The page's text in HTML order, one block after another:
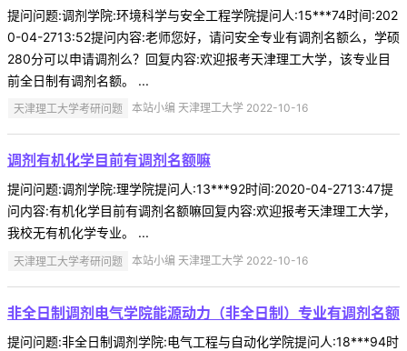
提问问题:调剂学院:环境科学与安全工程学院提问人:15***74时间:202
0-04-2713:52提问内容:老师您好，请问安全专业有调剂名额么，学硕
280分可以申请调剂么？回复内容:欢迎报考天津理工大学，该专业目
前全日制有调剂名额。 ...
天津理工大学考研问题 本站小编 天津理工大学 2022-10-16
调剂有机化学目前有调剂名额嘛
提问问题:调剂学院:理学院提问人:13***92时间:2020-04-2713:47提
问内容:有机化学目前有调剂名额嘛回复内容:欢迎报考天津理工大学，
我校无有机化学专业。 ...
天津理工大学考研问题 本站小编 天津理工大学 2022-10-16
非全日制调剂电气学院能源动力（非全日制）专业有调剂名额
提问问题:非全日制调剂学院:电气工程与自动化学院提问人:18***94时